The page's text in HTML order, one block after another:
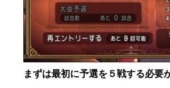
まずは最初に予選を５戦する必要